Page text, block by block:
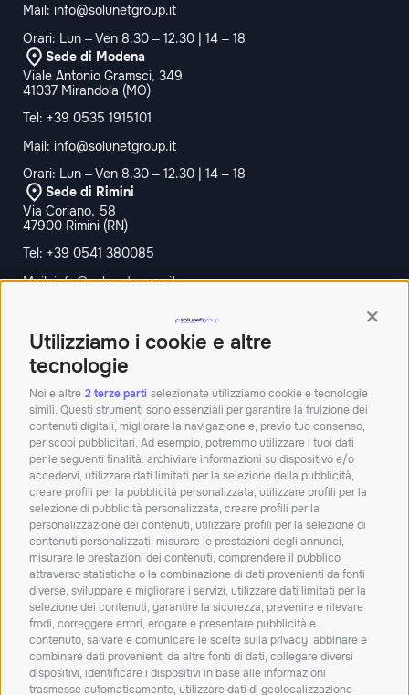
Utilizziamo i cookie e altre
tecnologie
Noi e altre 2 terze parti selezionate utilizziamo cookie e tecnologie
simili. Questi strumenti sono essenziali per garantire la fruizione dei
contenuti digitali, migliorare la navigazione e, previo tuo consenso,
per scopi pubblicitari. Ad esempio, potremmo utilizzare i tuoi dati
per le seguenti finalità: archiviare informazioni su dispositivo e/o
accedervi, utilizzare dati limitati per la selezione della pubblicità,
creare profili per la pubblicità personalizzata, utilizzare profili per la
selezione di pubblicità personalizzata, creare profili per la
personalizzazione dei contenuti, utilizzare profili per la selezione di
contenuti personalizzati, misurare le prestazioni degli annunci,
misurare le prestazioni dei contenuti, comprendere il pubblico
attraverso statistiche o la combinazione di dati provenienti da fonti
diverse, sviluppare e migliorare i servizi, utilizzare dati limitati per la
selezione dei contenuti, garantire la sicurezza, prevenire e rilevare
frodi, correggere errori, erogare e presentare pubblicità e
contenuto, salvare e comunicare le scelte sulla privacy, abbinare e
combinare dati provenienti da altre fonti di dati, collegare diversi
dispositivi, identificare i dispositivi in base alle informazioni
trasmesse automaticamente, utilizzare dati di geolocalizzazione
Mail: info@solunetgroup.it
Orari: Lun – Ven 8.30 – 12.30 | 14 – 18
Sede di Modena
Viale Antonio Gramsci, 349
41037 Mirandola (MO)
Tel: +39 0535 1915101
Mail: info@solunetgroup.it
Orari: Lun – Ven 8.30 – 12.30 | 14 – 18
Sede di Rimini
Via Coriano, 58
47900 Rimini (RN)
Tel: +39 0541 380085
Mail:info@solunetgroup.it
Palazzina Doganale,
40010 Bentivoglio BO
Tel:+390512913011
Mail:info@solunetgroup.it
Orari: Lun – Ven 8.30 – 12.30 | 14 – 18
Iscriviti alla nostra
newsletter!
Resta aggiornato su novità, soluzioni e
approfondimenti dal mondo IT.
Dichiaro di aver letto e accetto laprivacy policy
ISCRIVITI